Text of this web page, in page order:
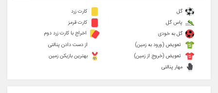
گل
پاس گل
گل به خودی
کارت زرد
کارت قرمز
اخراج با کارت زرد دوم
تعویض (ورود به زمین)
تعویض (خروج از زمین)
مهار پنالتی
از دست دادن پنالتی
بهترین بازیکن زمین